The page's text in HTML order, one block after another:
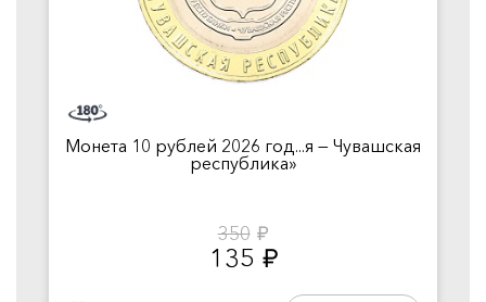
Монета 10 рублей 2026 год...я — Чувашская
республика»
350 руб.
135 руб.